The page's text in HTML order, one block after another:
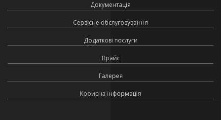
Документація
Сервісне обслуговування
Додаткові послуги
Прайс
Галерея
Корисна інформація